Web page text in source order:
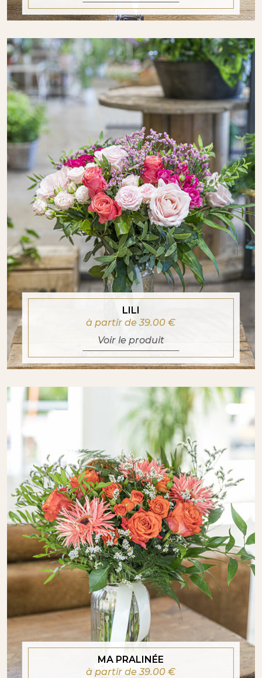
LILI
à partir de 39.00€
Voir le produit
MA PRALINÉE
à partir de 39.00€